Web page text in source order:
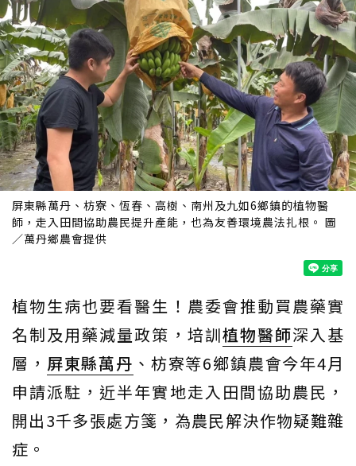
屏東縣萬丹、枋寮、恆春、高樹、南州及九如6鄉鎮的植物醫
師，走入田間協助農民提升產能，也為友善環境農法扎根。 圖
／萬丹鄉農會提供
植物生病也要看醫生！農委會推動買農藥實
名制及用藥減量政策，培訓植物醫師深入基
層， 屏東縣萬丹 、枋寮等6鄉鎮農會今年4月
申請派駐，近半年實地走入田間協助農民，
開出3千多張處方箋，為農民解決作物疑難雜
症。